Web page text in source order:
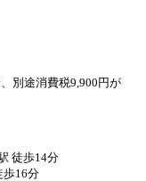
別途消費税9,900円が
徒歩14分
歩16分